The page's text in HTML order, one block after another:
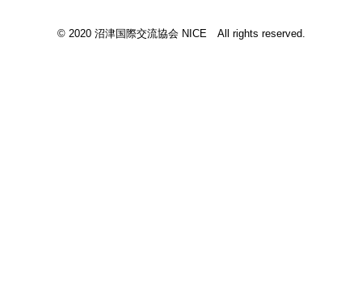
© 2020 沼津国際交流協会 NICE All rights reserved.